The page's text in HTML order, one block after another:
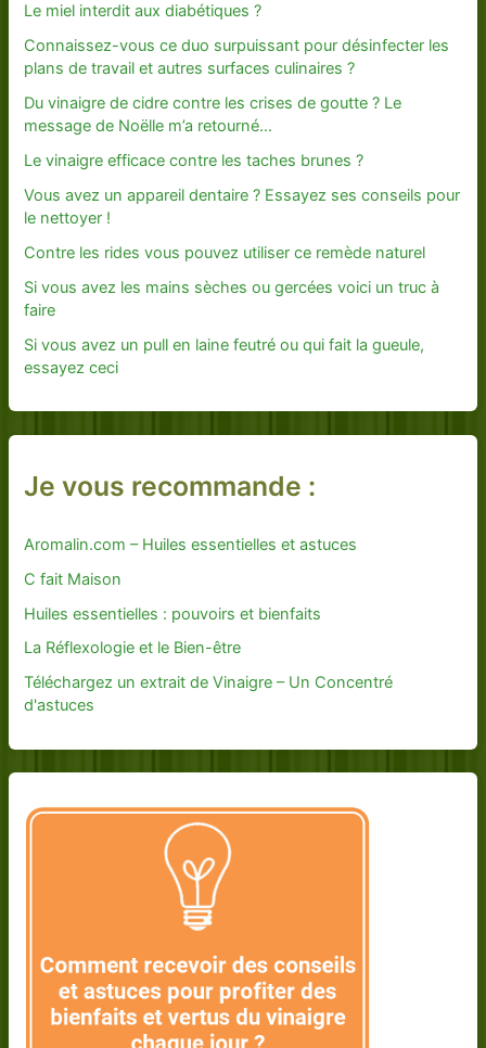
Le miel interdit aux diabétiques ?
Connaissez-vous ce duo surpuissant pour désinfecter les
plans de travail et autres surfaces culinaires ?
Du vinaigre de cidre contre les crises de goutte ? Le
message de Noëlle m’a retourné…
Le vinaigre efficace contre les taches brunes ?
Vous avez un appareil dentaire ? Essayez ses conseils pour
le nettoyer !
Contre les rides vous pouvez utiliser ce remède naturel
Si vous avez les mains sèches ou gercées voici un truc à
faire
Si vous avez un pull en laine feutré ou qui fait la gueule,
essayez ceci
Je vous recommande :
Aromalin.com – Huiles essentielles et astuces
C fait Maison
Huiles essentielles : pouvoirs et bienfaits
La Réflexologie et le Bien-être
Téléchargez un extrait de Vinaigre – Un Concentré
d'astuces